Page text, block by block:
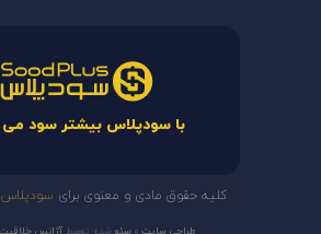
با سودپلاس بیشتر سود می
کلیه حقوق مادی و معنوی برای سودپلاس